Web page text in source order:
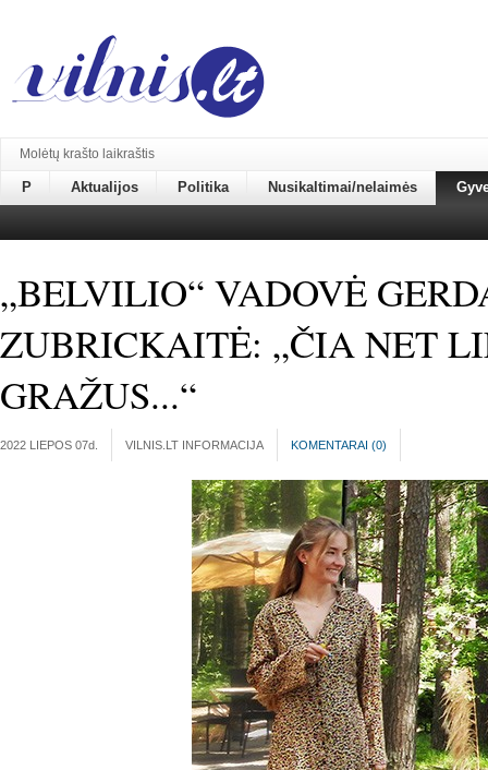
Molėtų krašto laikraštis
P Aktualijos Politika Nusikaltimai/nelaimės
„BELVILIO“ VADOVĖ
ZUBRICKAITĖ: „ČIA NET
GRAŽUS...“
2022 LIEPOS 07d. VILNIS.LT INFORMACIJA KOMENTARAI (0)